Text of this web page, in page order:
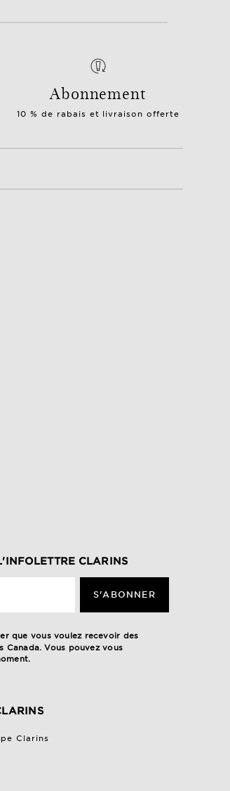
Abonnement
10 % de rabais et livraison offerte
CLARINS
S'ABONNER
que vous voulez recevoir des
Canada. Vous pouvez vous
Clarins